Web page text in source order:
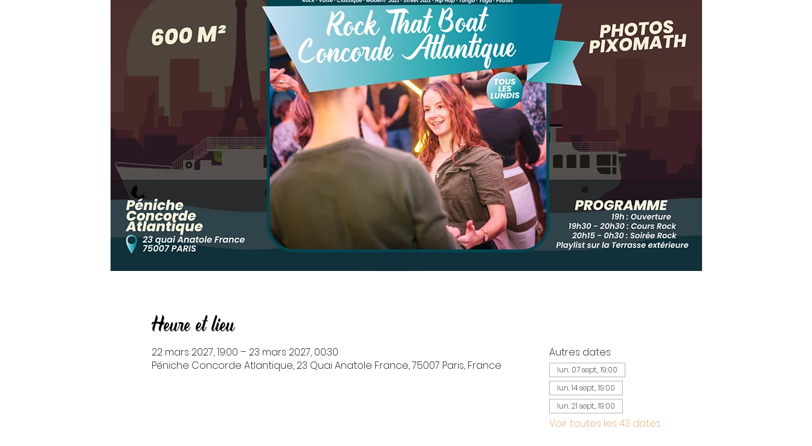
Heure et lieu
22 mars 2027, 19:00 – 23 mars 2027, 00:30
Péniche Concorde Atlantique, 23 Quai Anatole France, 75007 Paris, France
Autres dates
lun. 07 sept., 19:00
lun. 14 sept., 19:00
lun. 21 sept., 19:00
Voir toutes les 43 dates